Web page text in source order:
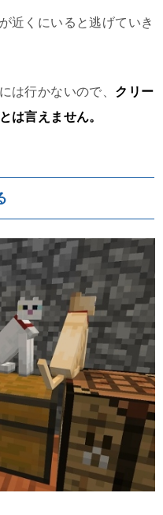
近くにいると逃げていき
は行かないので、 クリー
は言えません。